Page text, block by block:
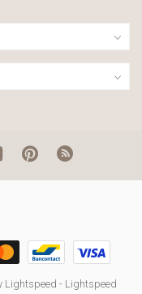
Lightspeed - Lightspeed